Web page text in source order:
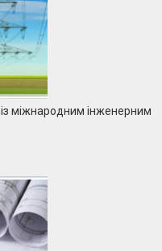
міжнародним інженерним